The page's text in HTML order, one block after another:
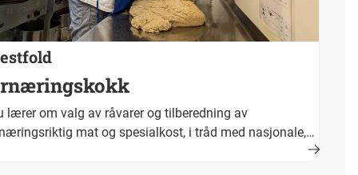
lærer om valg av råvarer og tilberedning av
mat og spesialkost, i tråd med nasjonale,